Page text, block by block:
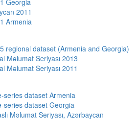
Georgia
2011
Armenia
regional dataset (Armenia and Georgia)
Məlumat Seriyası 2013
Məlumat Seriyası 2011
series dataset Armenia
series dataset Georgia
Məlumat Seriyası, Azərbaycan